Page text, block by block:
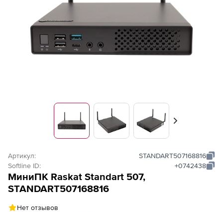
Вперед
Артикул:
STANDART507168816
Softline ID:
+0742438
МиниПК Raskat Standart 507,
STANDART507168816
Нет отзывов